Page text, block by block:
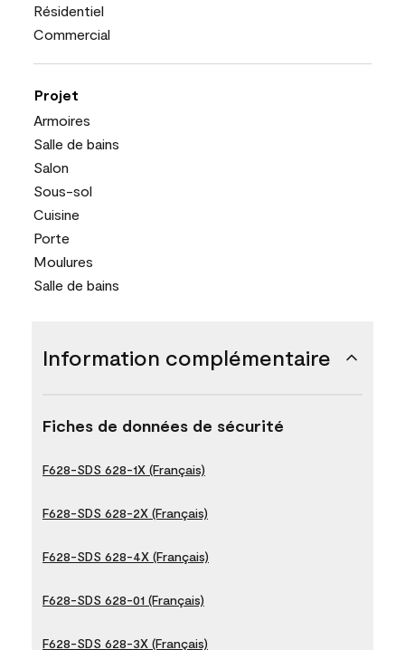
Résidentiel
Commercial
Projet
Armoires
Salle de bains
Salon
Sous-sol
Cuisine
Porte
Moulures
Salle de bains
Information complémentaire
Fiches de données de sécurité
F628-SDS 628-1X (Français)
F628-SDS 628-2X (Français)
F628-SDS 628-4X (Français)
F628-SDS 628-01 (Français)
F628-SDS 628-3X (Français)